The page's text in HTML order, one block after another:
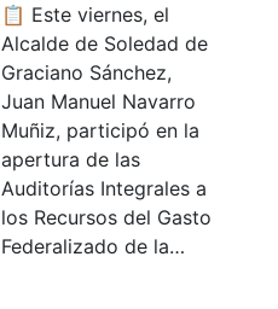
📋 Este viernes, el
Alcalde de Soledad de
Graciano Sánchez,
Juan Manuel Navarro
Muñiz, participó en la
apertura de las
Auditorías Integrales a
los Recursos del Gasto
Federalizado de la…